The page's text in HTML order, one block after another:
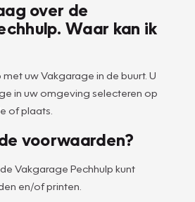
over de
Waar kan ik
uw Vakgarage in de buurt. U
in uw omgeving selecteren op
of plaats.
voorwaarden?
Vakgarage Pechhulp kunt
en/of printen.